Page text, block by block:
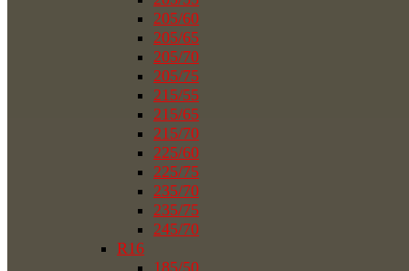
205/60
205/65
205/70
205/75
215/55
215/65
215/70
225/60
225/75
235/70
235/75
245/70
R16
185/50